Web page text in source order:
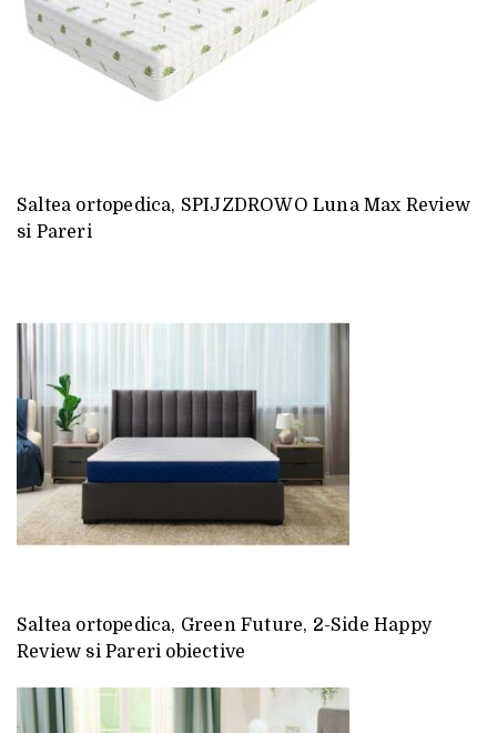
Saltea ortopedica, SPIJZDROWO Luna Max Review
si Pareri
Saltea ortopedica, Green Future, 2-Side Happy
Review si Pareri obiective